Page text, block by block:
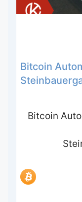
Bitcoin
Bitcoin